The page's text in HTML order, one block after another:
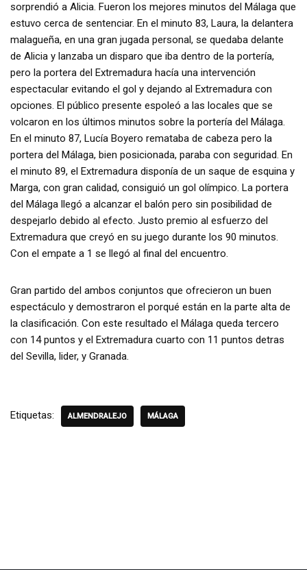
sorprendió a Alicia. Fueron los mejores minutos del Málaga que
estuvo cerca de sentenciar. En el minuto 83, Laura, la delantera
malagueña, en una gran jugada personal, se quedaba delante
de Alicia y lanzaba un disparo que iba dentro de la portería,
pero la portera del Extremadura hacía una intervención
espectacular evitando el gol y dejando al Extremadura con
opciones. El público presente espoleó a las locales que se
volcaron en los últimos minutos sobre la portería del Málaga.
En el minuto 87, Lucía Boyero remataba de cabeza pero la
portera del Málaga, bien posicionada, paraba con seguridad. En
el minuto 89, el Extremadura disponía de un saque de esquina y
Marga, con gran calidad, consiguió un gol olímpico. La portera
del Málaga llegó a alcanzar el balón pero sin posibilidad de
despejarlo debido al efecto. Justo premio al esfuerzo del
Extremadura que creyó en su juego durante los 90 minutos.
Con el empate a 1 se llegó al final del encuentro.
Gran partido del ambos conjuntos que ofrecieron un buen
espectáculo y demostraron el porqué están en la parte alta de
la clasificación. Con este resultado el Málaga queda tercero
con 14 puntos y el Extremadura cuarto con 11 puntos detras
del Sevilla, lider, y Granada.
Etiquetas: ALMENDRALEJO MÁLAGA